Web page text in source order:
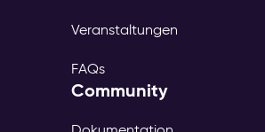
Veranstaltungen
FAQs
Community